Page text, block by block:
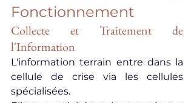
Fonctionnement
Collecte et Traitement de
l'Information
L'information terrain entre dans la
cellule de crise via les cellules
spécialisées.